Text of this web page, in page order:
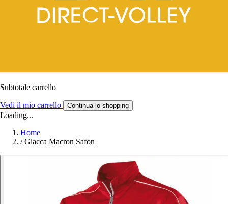
Subtotale carrello
Vedi il mio carrello Continua lo shopping
Loading...
Home
/ Giacca Macron Safon